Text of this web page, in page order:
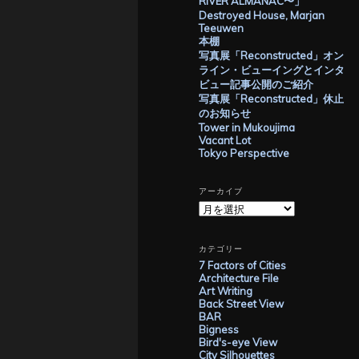
Destroyed House, Marjan
Teeuwen
本棚
写真展「Reconstructed」オン
ライン・ビューイングとインタ
ビュー記事公開のご紹介
写真展「Reconstructed」休止
のお知らせ
Tower in Mukoujima
Vacant Lot
Tokyo Perspective
アーカイブ
ア
ー
イ
ブ
カテゴリー
7 Factors of Cities
Architecture File
Art Writing
Back Street View
BAR
Bigness
Bird's-eye View
City Silhouettes